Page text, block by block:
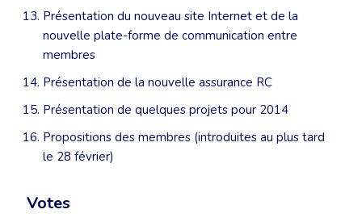
Présentation du nouveau site Internet et de la
nouvelle plate-forme de communication entre
membres
Présentation de la nouvelle assurance RC
Présentation de quelques projets pour 2014
Propositions des membres (introduites au plus tard
le 28 février)
Votes